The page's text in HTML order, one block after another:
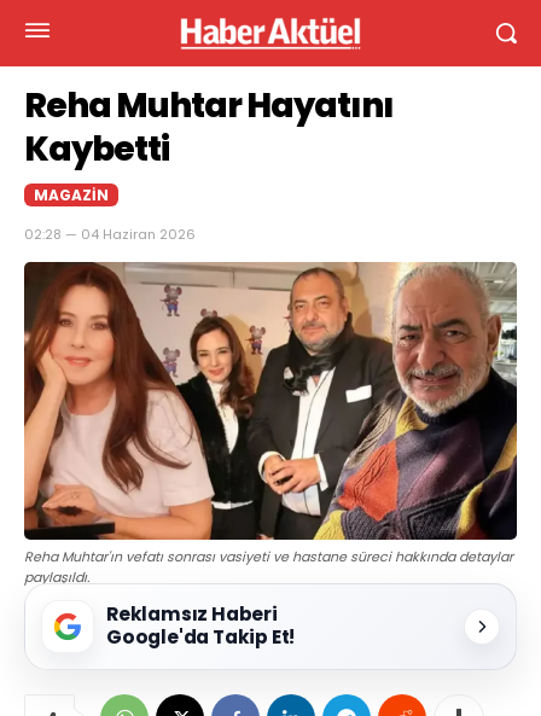
Reha Muhtar Hayatını
Kaybetti
MAGAZIN
02:28 — 04 Haziran 2026
Reha Muhtar'ın vefatı sonrası vasiyeti ve hastane süreci hakkında detaylar
paylaşıldı.
Reklamsız Haberi
Google'da Takip Et!